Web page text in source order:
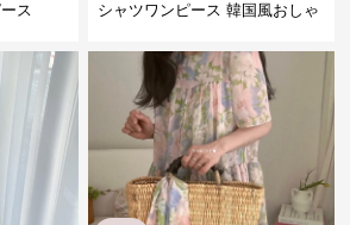
ス
シャツワンピース 韓国風おしゃ